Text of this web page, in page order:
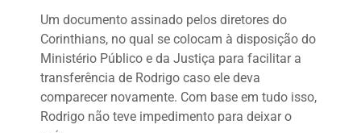
Um documento assinado pelos diretores do
Corinthians, no qual se colocam à disposição do
Ministério Público e da Justiça para facilitar a
transferência de Rodrigo caso ele deva
comparecer novamente. Com base em tudo isso,
Rodrigo não teve impedimento para deixar o